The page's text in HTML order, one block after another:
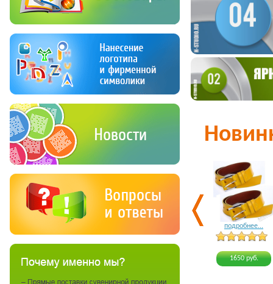
подробнее...
1650 руб.